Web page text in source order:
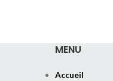
MENU
Accueil